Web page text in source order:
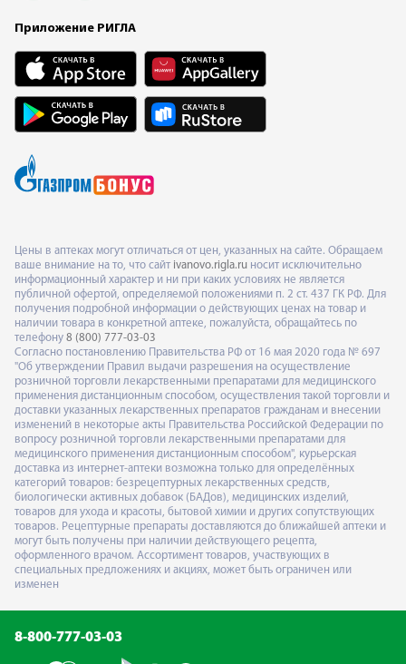
Приложение РИГЛА
Цены в аптеках могут отличаться от цен, указанных на сайте. Обращаем
ваше внимание на то, что сайт ivanovo.rigla.ru носит исключительно
информационный характер и ни при каких условиях не является
публичной офертой, определяемой положениями п. 2 ст. 437 ГК РФ. Для
получения подробной информации о действующих ценах на товар и
наличии товара в конкретной аптеке, пожалуйста, обращайтесь по
телефону 8 (800) 777-03-03
Согласно постановлению Правительства РФ от 16 мая 2020 года № 697
"Об утверждении Правил выдачи разрешения на осуществление
розничной торговли лекарственными препаратами для медицинского
применения дистанционным способом, осуществления такой торговли и
доставки указанных лекарственных препаратов гражданам и внесении
изменений в некоторые акты Правительства Российской Федерации по
вопросу розничной торговли лекарственными препаратами для
медицинского применения дистанционным способом", курьерская
доставка из интернет-аптеки возможна только для определённых
категорий товаров: безрецептурных лекарственных средств,
биологически активных добавок (БАДов), медицинских изделий,
товаров для ухода и красоты, бытовой химии и других сопутствующих
товаров. Рецептурные препараты доставляются до ближайшей аптеки и
могут быть получены при наличии действующего рецепта,
оформленного врачом. Ассортимент товаров, участвующих в
специальных предложениях и акциях, может быть ограничен или
изменен
8-800-777-03-03